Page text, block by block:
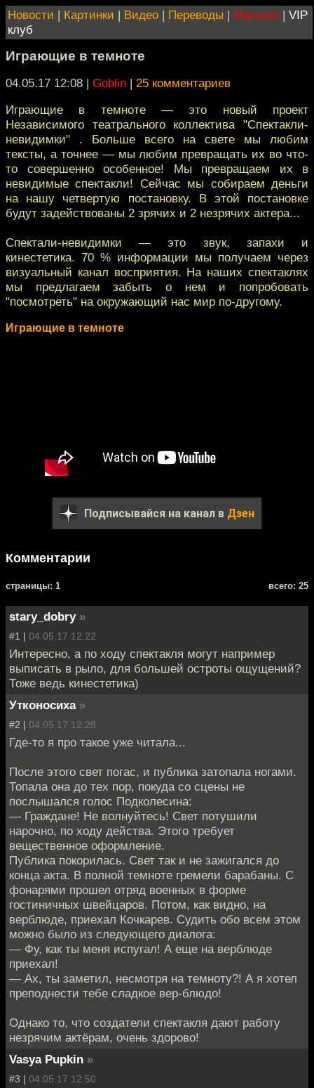
Новости | Картинки | Видео | Переводы | Магазин | VIP
клуб
Играющие в темноте
04.05.17 12:08 | Goblin | 25 комментариев
Играющие в темноте — это новый проект
Независимого театрального коллектива "Спектакли-
невидимки" . Больше всего на свете мы любим
тексты, а точнее — мы любим превращать их во что-
то совершенно особенное! Мы превращаем их в
невидимые спектакли! Сейчас мы собираем деньги
на нашу четвертую постановку. В этой постановке
будут задействованы 2 зрячих и 2 незрячих актера...
Спектали-невидимки — это звук, запахи и
кинестетика. 70 % информации мы получаем через
визуальный канал восприятия. На наших спектаклях
мы предлагаем забыть о нем и попробовать
"посмотреть" на окружающий нас мир по-другому.
Играющие в темноте
Подписывайся на канал в Дзен
Комментарии
cтраницы: 1 всего: 25
stary_dobry »
#1 | 04.05.17 12:22
Интересно, а по ходу спектакля могут например
выписать в рыло, для большей остроты ощущений?
Тоже ведь кинестетика)
Утконосиха »
#2 | 04.05.17 12:28
Где-то я про такое уже читала...
После этого свет погас, и публика затопала ногами.
Топала она до тех пор, покуда со сцены не
послышался голос Подколесина:
— Граждане! Не волнуйтесь! Свет потушили
нарочно, по ходу действа. Этого требует
вещественное оформление.
Публика покорилась. Свет так и не зажигался до
конца акта. В полной темноте гремели барабаны. С
фонарями прошел отряд военных в форме
гостиничных швейцаров. Потом, как видно, на
верблюде, приехал Кочкарев. Судить обо всем этом
можно было из следующего диалога:
— Фу, как ты меня испугал! А еще на верблюде
приехал!
— Ах, ты заметил, несмотря на темноту?! А я хотел
преподнести тебе сладкое вер-блюдо!
Однако то, что создатели спектакля дают работу
незрячим актёрам, очень здорово!
Vasya Pupkin »
#3 | 04.05.17 12:50